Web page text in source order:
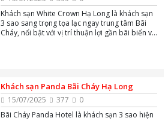
Khách sạn White Crown Hạ Long là khách sạn
3 sao sang trọng tọa lạc ngay trung tâm Bãi
Cháy, nổi bật với vị trí thuận lợi gần bãi biển và
Khách sạn Panda Bãi Cháy Hạ Long
15/07/2025 377
0
Bãi Cháy Panda Hotel là khách sạn 3 sao hiện